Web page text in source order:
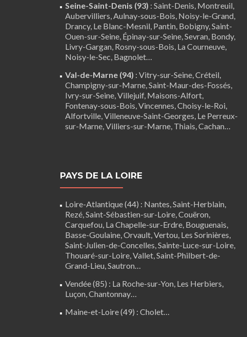
Seine-Saint-Denis (93) : Saint-Denis, Montreuil,
Aubervilliers, Aulnay-sous-Bois, Noisy-le-Grand,
Drancy, Le Blanc-Mesnil, Pantin, Bobigny, Saint-
Ouen-sur-Seine, Épinay-sur-Seine, Sevran, Bondy,
Livry-Gargan, Rosny-sous-Bois, La Courneuve,
Noisy-le-Sec, Bagnolet…
Val-de-Marne (94) : Vitry-sur-Seine,Créteil,
Champigny-sur-Marne, Saint-Maur-des-Fossés,
Ivry-sur-Seine, Villejuif, Maisons-Alfort,
Fontenay-sous-Bois,Vincennes, Choisy-le-Roi,
Alfortville, Villeneuve-Saint-Georges, Le Perreux-
sur-Marne, Villiers-sur-Marne, Thiais, Cachan…
PAYS DE LA LOIRE
Loire-Atlantique (44) : Nantes,Saint-Herblain,
Rezé, Saint-Sébastien-sur-Loire,Couëron,
Carquefou, La Chapelle-sur-Erdre, Bouguenais,
Basse-Goulaine, Orvault,Vertou, Les Sorinières,
Saint-Julien-de-Concelles,Sainte-Luce-sur-Loire,
Thouaré-sur-Loire, Vallet, Saint-Philbert-de-
Grand-Lieu, Sautron…
Vendée (85) : La Roche-sur-Yon, Les Herbiers,
Luçon,Chantonnay…
Maine-et-Loire (49) : Cholet…